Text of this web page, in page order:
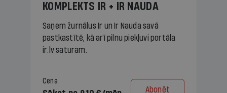
KOMPLEKTS IR + IR NAUDA
Saņem žurnālus Ir un Ir Nauda savā
pastkastītē, kā arī pilnu piekļuvi portāla
ir.lv saturam.
Cena
Abonēt